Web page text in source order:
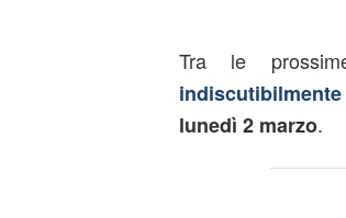
Tra le
indiscutibilmente
lunedì 2 marzo.